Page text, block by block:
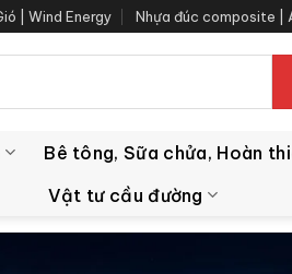
| Wind Energy Nhựa đúc composite |
Bê tông, Sữa chửa, Hoàn
Vật tư cầu đường